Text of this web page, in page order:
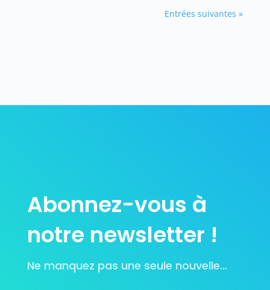
Entrées suivantes »
Abonnez-vous à
notre newsletter !
Ne manquez pas une seule nouvelle…